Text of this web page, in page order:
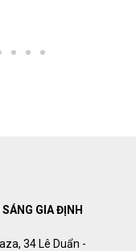
GIA ĐỊNH
34 Lê Duẩn -